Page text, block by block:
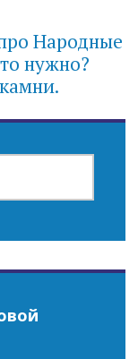
Народные
нужно?